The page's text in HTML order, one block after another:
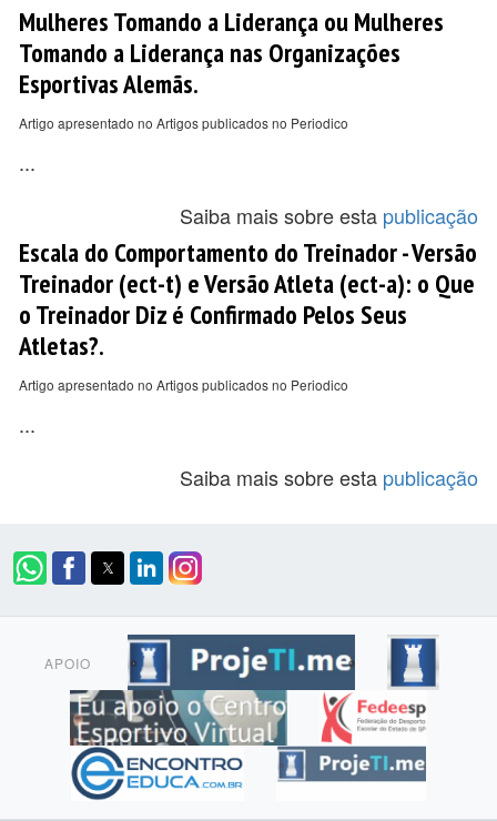
Mulheres Tomando a Liderança ou Mulheres
Tomando a Liderança nas Organizações
Esportivas Alemãs.
Artigo apresentado no Artigos publicados no Periodico
...
Saiba mais sobre esta publicação
Escala do Comportamento do Treinador - Versão
Treinador (ect-t) e Versão Atleta (ect-a): o Que
o Treinador Diz é Confirmado Pelos Seus
Atletas?.
Artigo apresentado no Artigos publicados no Periodico
...
Saiba mais sobre esta publicação
APOIO